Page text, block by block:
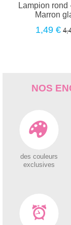
Lampion rond
Marron
1,49 €
NOS
des couleurs
exclusives